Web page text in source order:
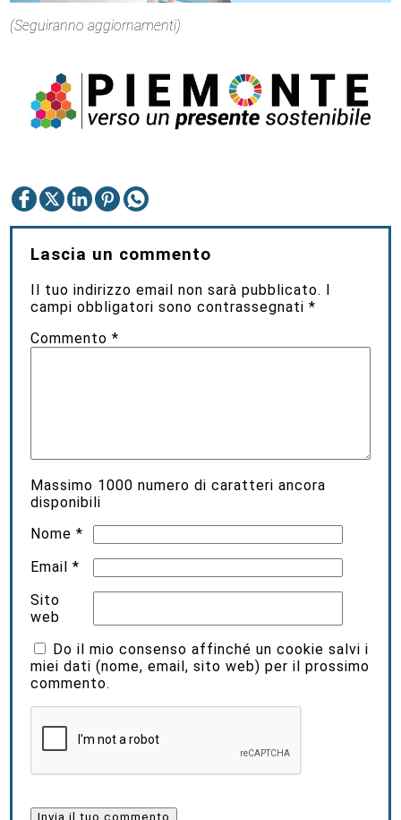
(Seguiranno aggiornamenti)
Lascia un commento
Il tuo indirizzo email non sarà pubblicato. I
campi obbligatori sono contrassegnati*
Commento*
Massimo 1000 numero di caratteri ancora
disponibili
Nome*
Email*
Sito
web
Do il mio consenso affinché un cookie salvi i
miei dati (nome, email, sito web) per il prossimo
commento.